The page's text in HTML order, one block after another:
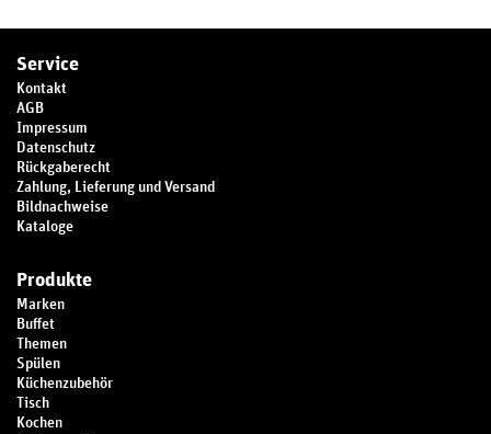
Service
Kontakt
AGB
Impressum
Datenschutz
Rückgaberecht
Zahlung, Lieferung und Versand
Bildnachweise
Kataloge
Produkte
Marken
Buffet
Themen
Spülen
Küchenzubehör
Tisch
Kochen